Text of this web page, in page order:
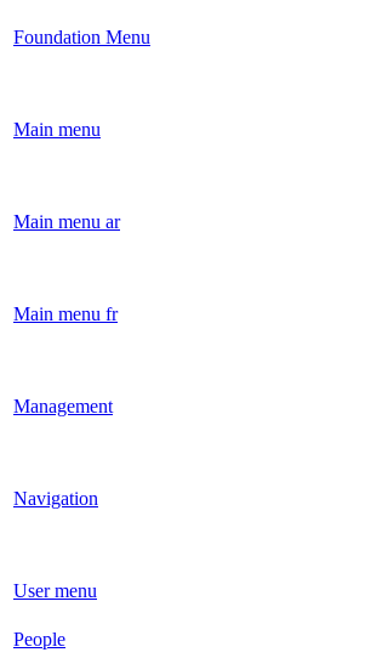
Foundation Menu
Main menu
Main menu ar
Main menu fr
Management
Navigation
User menu
People